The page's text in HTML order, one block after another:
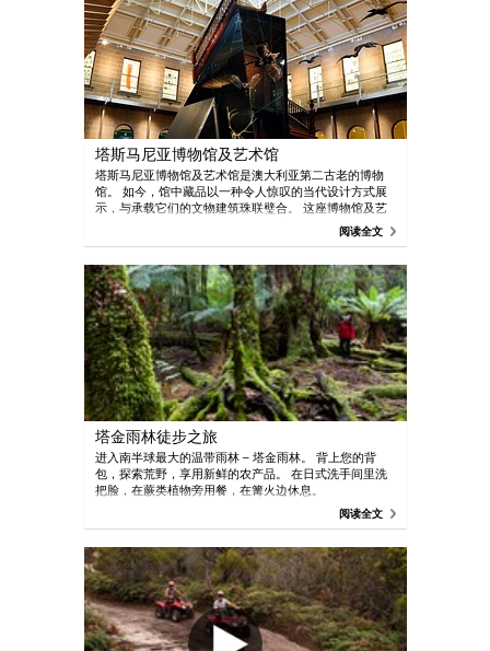
塔斯马尼亚博物馆及艺术馆
塔斯马尼亚博物馆及艺术馆是澳大利亚第二古老的博物
馆。 如今，馆中藏品以一种令人惊叹的当代设计方式展
示，与承载它们的文物建筑珠联璧合。 这座博物馆及艺
术馆被当地人称为 TMAG，其艺术藏品包括塔斯马尼亚
殖民时期的作品，以及当代澳大利亚和国际艺术家的作
阅读全文
塔金雨林徒步之旅
进入南半球最大的温带雨林 – 塔金雨林。 背上您的背
包，探索荒野，享用新鲜的农产品。 在日式洗手间里洗
把脸，在蕨类植物旁用餐，在篝火边休息。
阅读全文